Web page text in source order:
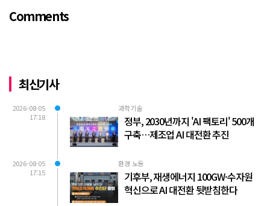
Comments
최신기사
2026-08-05
17:18
과학기술
정부, 2030년까지 'AI 팩토리' 500개
구축…제조업 AI 대전환 추진
2026-08-05
17:15
환경 노동
기후부, 재생에너지 100GW·수자원
혁신으로 AI 대전환 뒷받침한다